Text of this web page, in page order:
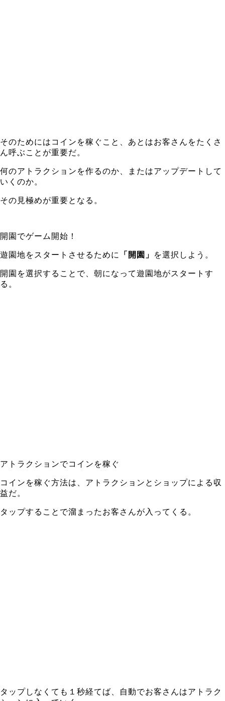
そのためにはコインを稼ぐこと、あとはお客さんをたくさ
ん呼ぶことが重要だ。
何のアトラクションを作るのか、またはアップデートして
いくのか。
その見極めが重要となる。
開園でゲーム開始！
遊園地をスタートさせるために 「開園」 を選択しよう。
開園を選択することで、朝になって遊園地がスタートす
る。
アトラクションでコインを稼ぐ
コインを稼ぐ方法は、アトラクションとショップによる収
益だ。
タップすることで溜まったお客さんが入ってくる。
タップしなくても１秒経てば、自動でお客さんはアトラク